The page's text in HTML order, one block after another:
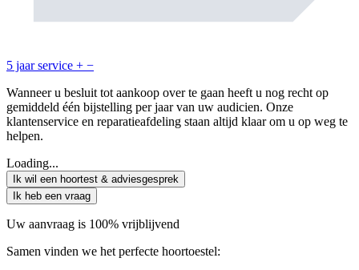
5 jaar service + −
Wanneer u besluit tot aankoop over te gaan heeft u nog recht op
gemiddeld één bijstelling per jaar van uw audicien. Onze
klantenservice en reparatieafdeling staan altijd klaar om u op weg te
helpen.
Loading...
Ik wil een hoortest & adviesgesprek
Ik heb een vraag
Uw aanvraag is 100% vrijblijvend
Samen vinden we het perfecte hoortoestel: